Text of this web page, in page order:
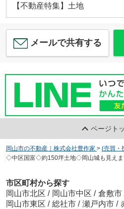
【不動産特集】土地
メールで共有する
ページト
岡山市の不動産｜株式会社豊作家 > (売買・
◇中区国富◇約150坪土地◇岡山城も見え
市区町村から探す
岡山市北区 / 岡山市中区 / 倉敷市
岡山市東区 / 総社市 / 瀬戸内市 /